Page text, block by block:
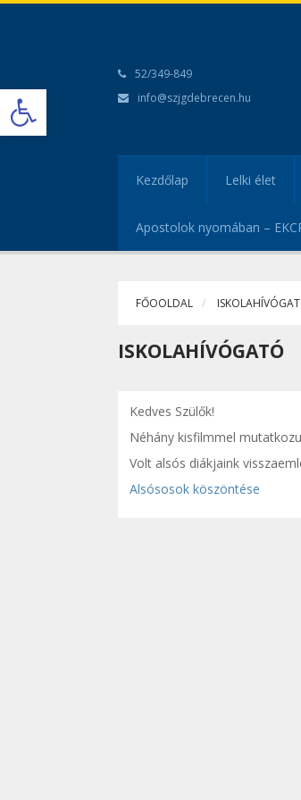
Open toolbar
52/349-849
info@szjgdebrecen.hu
Kezdőlap Lelki élet
Apostolok nyomában –
FŐOOLDAL
ISKOLAHÍVÓGATÓ
Kedves Szülők!
Néhány kisfilmmel
Volt alsós diákjaink
Alsósosok köszöntése